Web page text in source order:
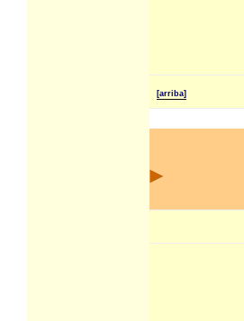
[arriba]